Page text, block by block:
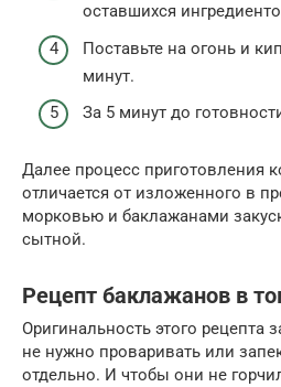
оставшихся
Поставьте на огонь и
минут.
За 5 минут до
Далее процесс приготовления
отличается от изложенного в
морковью и баклажанами
сытной.
Рецепт баклажанов в
Оригинальность этого рецепта
не нужно проваривать или
отдельно. И чтобы они не